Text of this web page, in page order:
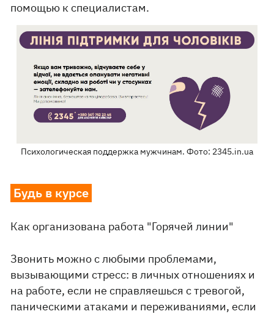
помощью к специалистам.
Психологическая поддержка мужчинам. Фото: 2345.in.ua
Будь в курсе
Как организована работа "Горячей линии"
Звонить можно с любыми проблемами,
вызывающими стресс: в личных отношениях и
на работе, если не справляешься с тревогой,
паническими атаками и переживаниями, если